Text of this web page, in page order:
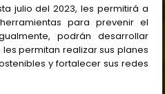
julio del 2023, les permitirá a
para prevenir el
podrán desarrollar
permitan realizar sus planes
y fortalecer sus redes